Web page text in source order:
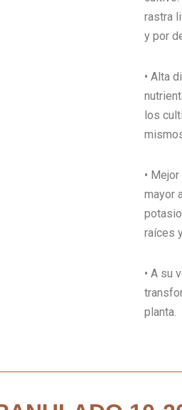
rastra
y por
• Alta
los
•
mayor
raíces
• A su
planta.